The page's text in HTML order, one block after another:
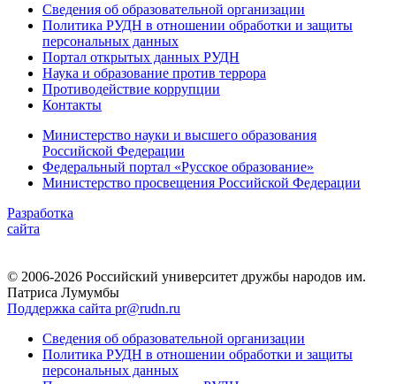
Сведения об образовательной организации
Политика РУДН в отношении обработки и защиты
персональных данных
Портал открытых данных РУДН
Наука и образование против террора
Противодействие коррупции
Контакты
Министерство науки и высшего образования
Российской Федерации
Федеральный портал «Русское образование»
Министерство просвещения Российской Федерации
Разработка
сайта
© 2006-2026 Российский университет дружбы народов им.
Патриса Лумумбы
Поддержка сайта pr@rudn.ru
Сведения об образовательной организации
Политика РУДН в отношении обработки и защиты
персональных данных